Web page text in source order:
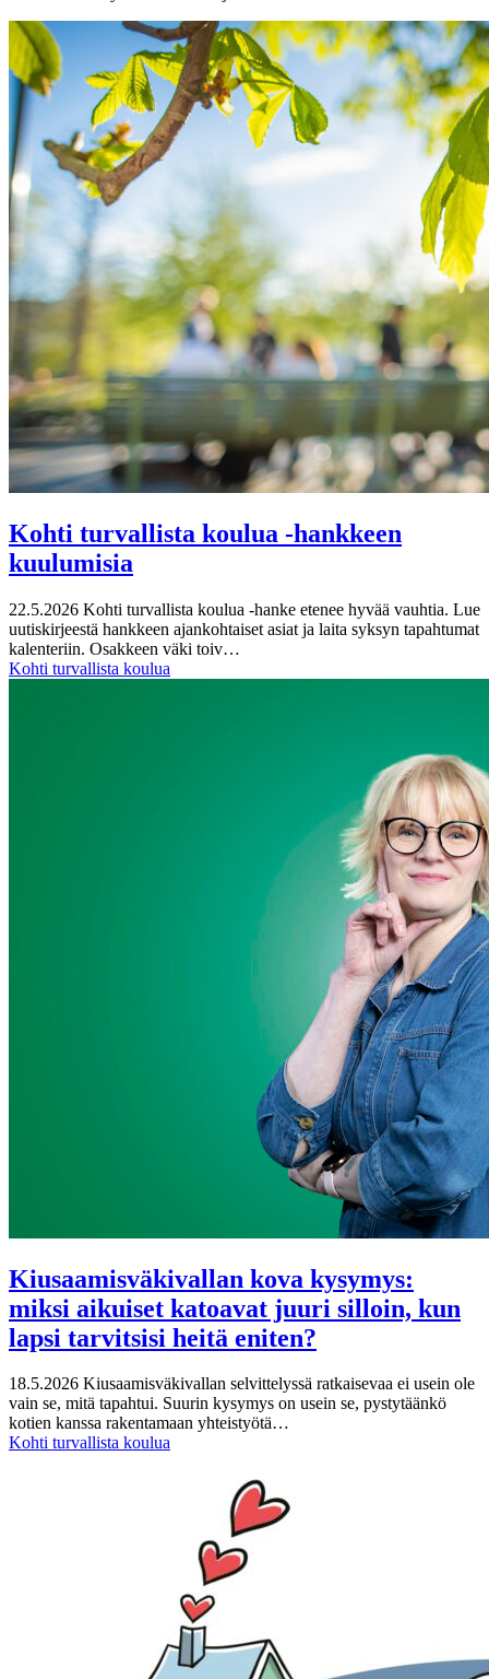
Kohti turvallista koulua -hankkeen
kuulumisia
22.5.2026 Kohti turvallista koulua -hanke etenee hyvää vauhtia. Lue
uutiskirjeestä hankkeen ajankohtaiset asiat ja laita syksyn tapahtumat
kalenteriin. Osakkeen väki toiv…
Kohti turvallista koulua
Kiusaamisväkivallan kova kysymys:
miksi aikuiset katoavat juuri silloin, kun
lapsi tarvitsisi heitä eniten?
18.5.2026 Kiusaamisväkivallan selvittelyssä ratkaisevaa ei usein ole
vain se, mitä tapahtui. Suurin kysymys on usein se, pystytäänkö
kotien kanssa rakentamaan yhteistyötä…
Kohti turvallista koulua